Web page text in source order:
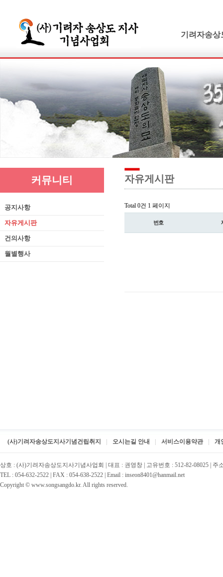
기려자송상
연보 및 가계
기려수필집
생애와사상
유묵과유품
연혁지
추모의글
커뮤니티
공지사항
자유게시판
건의사항
월별행사
자유게시판
Total 0건 1 페이지
번호
(사)기려자송상도지사기념건립취지 오시는길 안내 서비스이용약관 개
상호 : (사)기려자송상도지사기념사업회 | 대표 : 권영창 | 고유번호 : 512-82-08025 |
TEL : 054-632-2522 | FAX : 054-638-2522 | Email : inseon8401@hanmail.net
Copyright © www.songsangdo.kr. All rights reserved.